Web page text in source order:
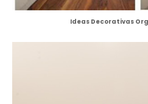
Ideas Decorativas